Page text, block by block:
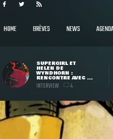
HOME BRÈVES NEWS
SUPERGIRL ET
HELEN DE
WYNDHORN :
RENCONTRE AVEC ...
INTERVIEW 4